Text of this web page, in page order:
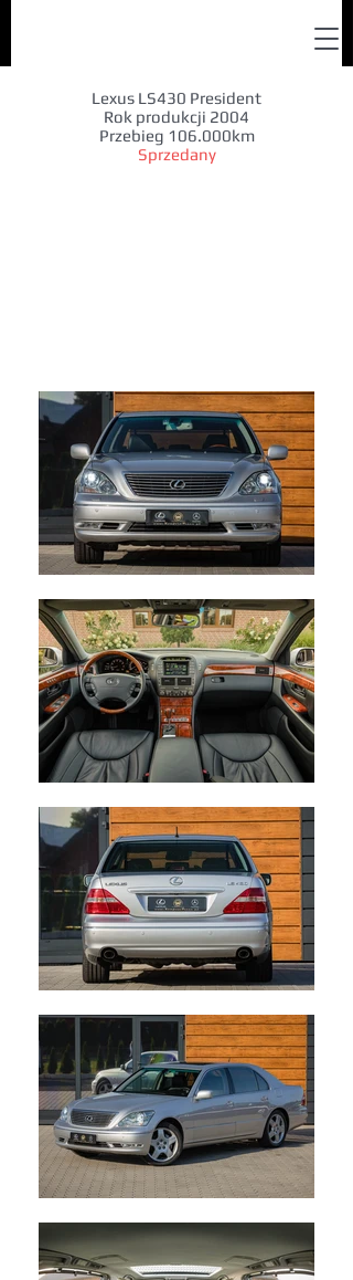
Lexus LS430 President
Rok produkcji 2004
Przebieg 106.000km
Sprzedany